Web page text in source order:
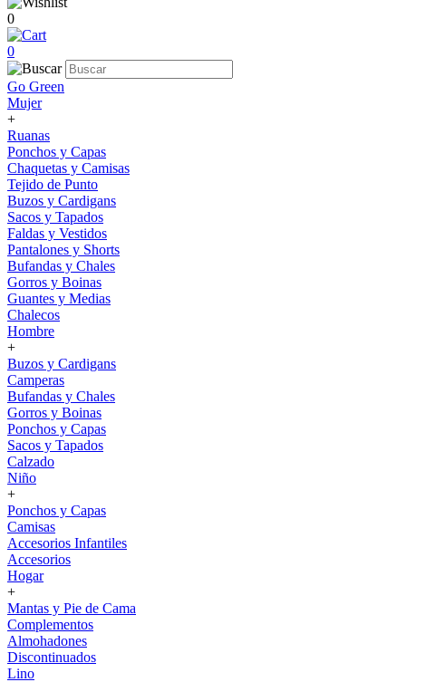
0
0
Go Green
Mujer
+
Ruanas
Ponchos y Capas
Chaquetas y Camisas
Tejido de Punto
Buzos y Cardigans
Sacos y Tapados
Faldas y Vestidos
Pantalones y Shorts
Bufandas y Chales
Gorros y Boinas
Guantes y Medias
Chalecos
Hombre
+
Buzos y Cardigans
Camperas
Bufandas y Chales
Gorros y Boinas
Ponchos y Capas
Sacos y Tapados
Calzado
Niño
+
Ponchos y Capas
Camisas
Accesorios Infantiles
Accesorios
Hogar
+
Mantas y Pie de Cama
Complementos
Almohadones
Discontinuados
Lino